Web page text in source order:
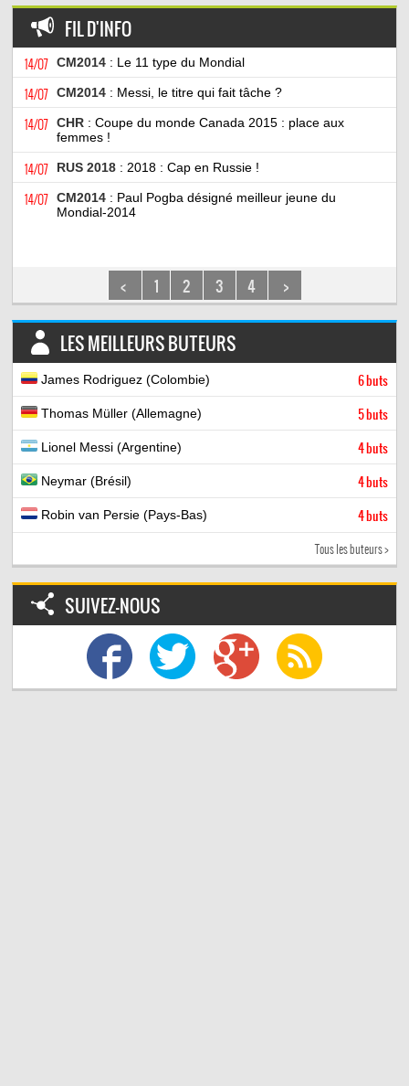
FIL D'INFO
14/07 CM2014 : Le 11 type du Mondial
14/07 CM2014 : Messi, le titre qui fait tâche ?
14/07 CHR : Coupe du monde Canada 2015 : place aux
femmes !
14/07 RUS 2018 : 2018 : Cap en Russie !
14/07 CM2014 : Paul Pogba désigné meilleur jeune du
Mondial-2014
< 1 2 3 4 >
LES MEILLEURS BUTEURS
James Rodriguez (Colombie) 6 buts
Thomas Müller (Allemagne) 5 buts
Lionel Messi (Argentine) 4 buts
Neymar (Brésil) 4 buts
Robin van Persie (Pays-Bas) 4 buts
Tous les buteurs >
SUIVEZ-NOUS